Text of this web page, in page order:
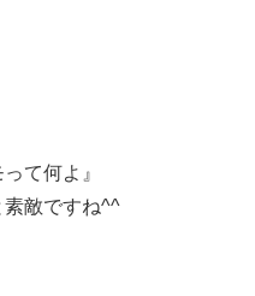
て何よ』
素敵ですね^^